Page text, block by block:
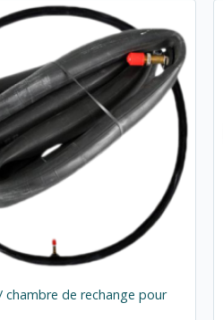
chambre de rechange pour